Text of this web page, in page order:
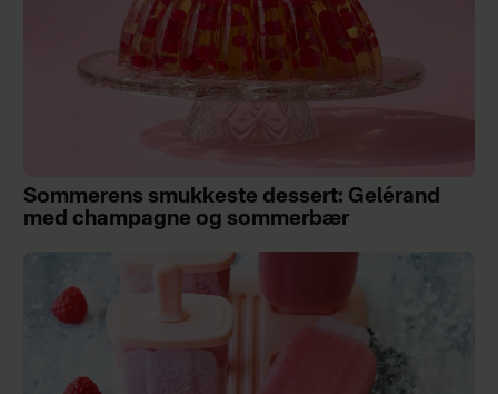
Sommerens smukkeste dessert: Gelérand
med champagne og sommerbær